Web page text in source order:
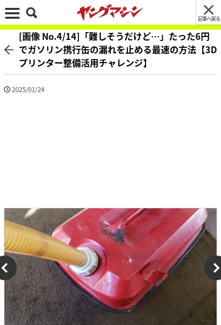
記事へ戻る
[画像 No.4/14]「難しそうだけど…」たった6円
でガソリン携行缶の漏れを止める最速の方法【3D
プリンター整備活用チャレンジ】
2025/01/24